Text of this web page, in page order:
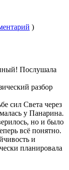
)
Послушала
разбор
сил Света через
у Панарина.
но и было
всё понятно.
и
планировала